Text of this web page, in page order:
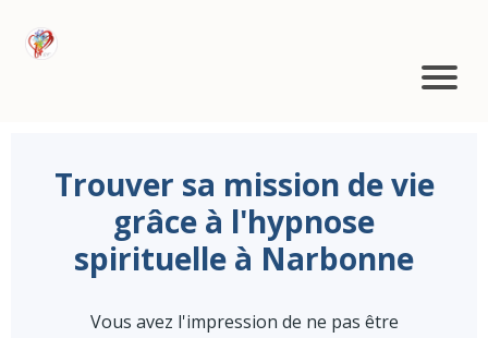
Trouver sa mission de vie
grâce à l'hypnose
spirituelle à Narbonne
Vous avez l'impression de ne pas être